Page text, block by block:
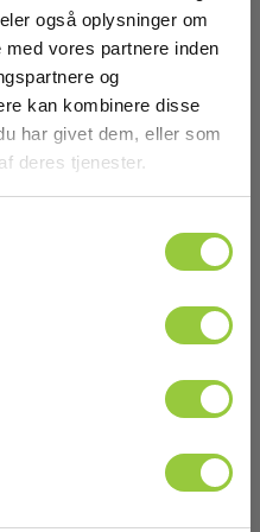
også oplysninger om
vores partnere inden
og
kan kombinere disse
har givet dem, eller som
deres tjenester.
EN 61326-1
hylster for Elma